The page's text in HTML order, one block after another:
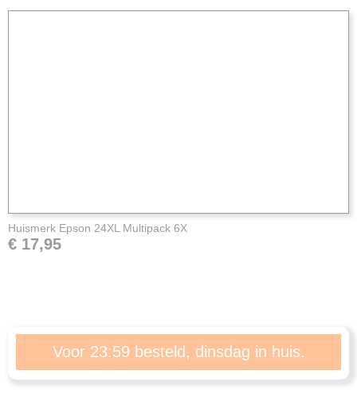
Huismerk Epson 24XL Multipack 6X
€ 17,95
Voor 23:59 besteld, dinsdag in huis.